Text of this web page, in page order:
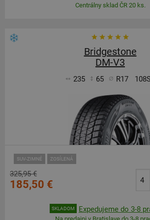
Centrálny sklad ČR 20 ks.
Bridgestone
DM-V3
235 65 R17
SUV-ZIMNÉ ZOSÍLENÁ
325,95 €
185,50 €
SKLADOM Expedujeme do 3-8